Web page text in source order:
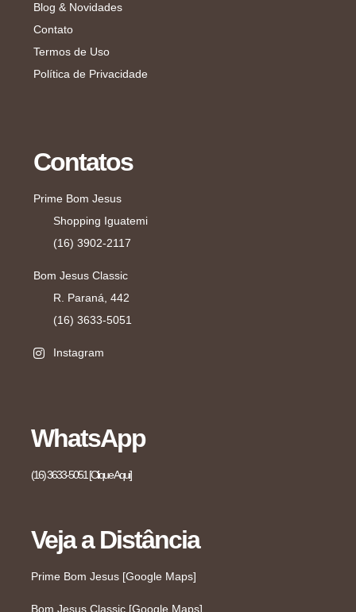
Blog & Novidades
Contato
Termos de Uso
Política de Privacidade
Contatos
Prime Bom Jesus
Shopping Iguatemi
(16) 3902-2117
Bom Jesus Classic
R. Paraná, 442
(16) 3633-5051
Instagram
WhatsApp
(16) 3633-5051 [Clique Aqui]
Veja a Distância
Prime Bom Jesus [Google Maps]
Bom Jesus Classic [Google Maps]